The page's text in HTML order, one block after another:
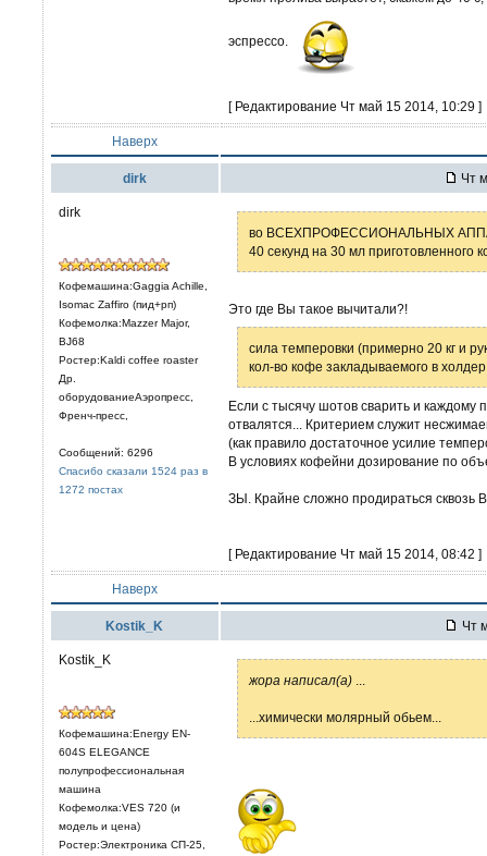
эспрессо.
[ Редактирование Чт май 15 2014, 10:29 ]
Наверх
dirk Чт
dirk
Кофемашина:Gaggia Achille,
Isomac Zaffiro (пид+рп)
Кофемолка:Mazzer Major,
BJ68
Ростер:Kaldi coffee roaster
Др.
оборудованиеАэропресс,
Френч-пресс,
Сообщений: 6296
Спасибо сказали 1524 раз в
1272 постах
во ВСЕХПРОФЕССИОНАЛЬНЫХ
40 секунд на 30 мл приготовленного
Это где Вы такое вычитали?!
сила темперовки (примерно 20 кг и
кол-во кофе закладываемого в холдер
Если с тысячу шотов сварить и каждому
отвалятся... Критерием служит
(как правило достаточное усилие
В условиях кофейни дозирование по
ЗЫ. Крайне сложно продираться сквозь
[ Редактирование Чт май 15 2014, 08:42 ]
Наверх
Kostik_K Чт
Kostik_K
Кофемашина:Energy EN-
604S ELEGANCE
полупрофессиональная
машина
Кофемолка:VES 720 (и
модель и цена)
Ростер:Электроника СП-25,
жора написал(а)
...химически молярный обьем...